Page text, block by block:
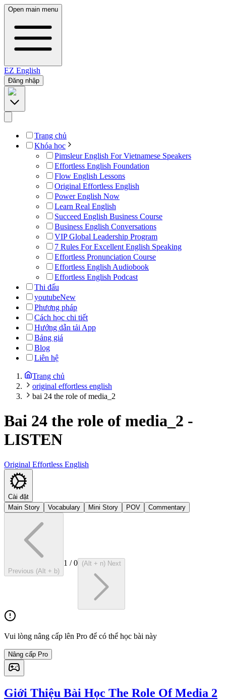
Open main menu
EZ English
Đăng nhập
Trang chủ
Khóa học
Pimsleur English For Vietnamese Speakers
Effortless English Foundation
Flow English Lessons
Original Effortless English
Power English Now
Learn Real English
Succeed English Business Course
Business English Conversations
VIP Global Leadership Program
7 Rules For Excellent English Speaking
Effortless Pronunciation Course
Effortless English Audiobook
Effortless English Podcast
Thi đấu
youtubeNew
Phương pháp
Cách học chi tiết
Hướng dẫn tải App
Bảng giá
Blog
Liên hệ
Trang chủ
original effortless english
bai 24 the role of media_2
Bai 24 the role of media_2 -
LISTEN
Original Effortless English
Cài đặt
Main Story
Vocabulary Mini Story POV Commentary
Previous (Alt + b)
1 /0 (Alt + n) Next
Vui lòng nâng cấp lên Pro để có thể học bài này
Nâng cấp Pro
Giới Thiệu Bài Học The Role Of Media 2